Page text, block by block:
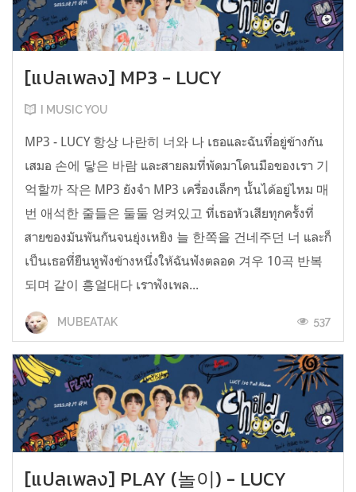
[แปลเพลง] MP3 - LUCY
I MUSIC YOU
MP3 - LUCY 항상 나란히 너와 나 เธอและฉันที่อยู่ข้างกัน
เสมอ 손에 닿은 바람 และสายลมที่พัดมาโดนมือของเรา 기
억할까 작은 MP3 ยังจำ MP3 เครื่องเล็กๆ นั้นได้อยู่ไหม 매
번 애석한 줄들은 둘둘 엉켜있고 ที่เธอหัวเสียทุกครั้งที่
สายของมันพันกันจนยุ่งเหยิง 늘 한쪽을 건네주던 너 และก็
เป็นเธอที่ยืนหูฟังข้างหนึ่งให้ฉันฟังตลอด 겨우 10곡 반복
되며 같이 흥얼대다 เราฟังเพล...
MUBEATAK 537
[แปลเพลง] PLAY (놀이) - LUCY